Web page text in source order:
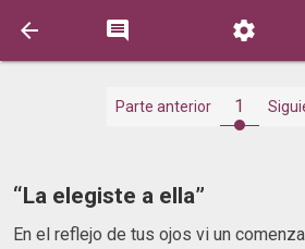
  
Parte anterior 1
“La elegiste a ella”
En el reflejo de tus ojos vi un